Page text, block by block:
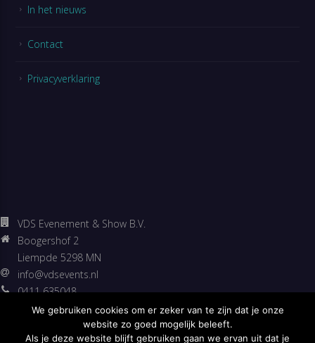
In het nieuws
Contact
Privacyverklaring
VDS Evenement & Show B.V.
Boogershof 2
Liempde 5298 MN
info@vdsevents.nl
0411 635048
06 53307500
https://vdsevents.nl
We gebruiken cookies om er zeker van te zijn dat je onze
website zo goed mogelijk beleeft.
Als je deze website blijft gebruiken gaan we ervan uit dat je